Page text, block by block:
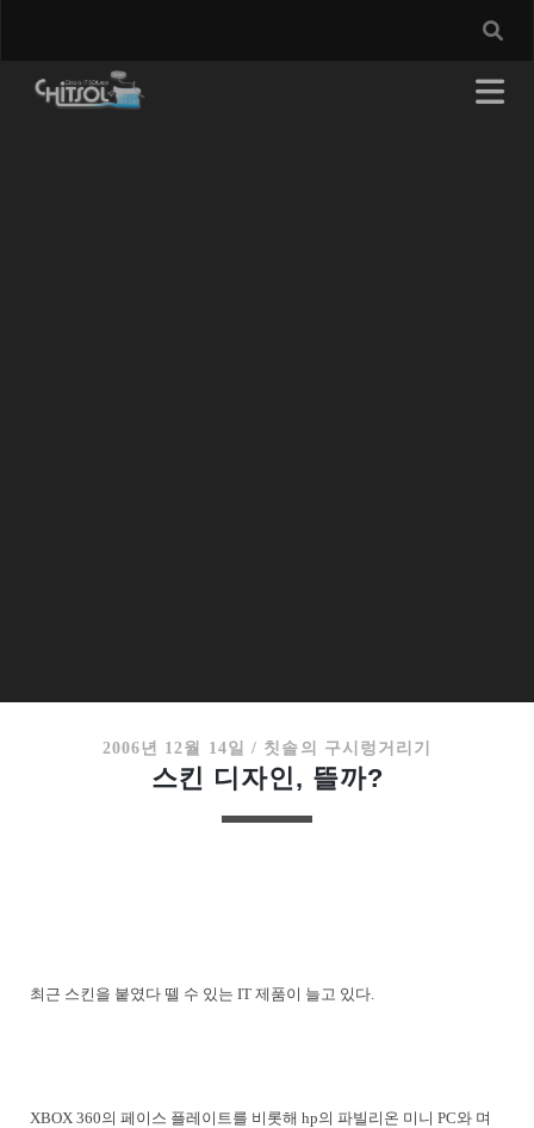
2006년 12월 14일 / 칫솔의 구시렁거리기
스킨 디자인, 뜰까?
최근 스킨을 붙였다 뗄 수 있는 IT 제품이 늘고 있다.
XBOX 360의 페이스 플레이트를 비롯해 hp의 파빌리온 미니 PC와 며